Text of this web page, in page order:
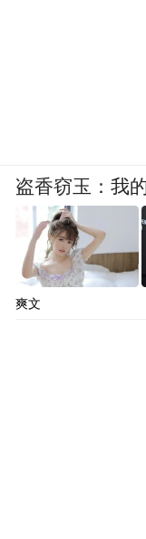
盗香窃玉：我
爽文